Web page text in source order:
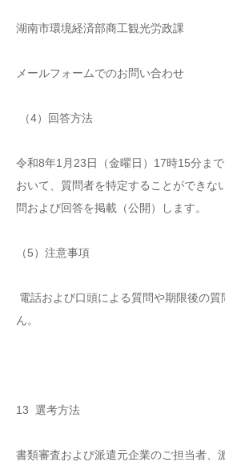
湖南市環境経済部商工観光労政課
メールフォームでのお問い合わせ
（4）回答方法
令和8年1月23日（金曜日）17時15分ま
おいて、質問者を特定することができな
問および回答を掲載（公開）します。
（5）注意事項
電話および口頭による質問や期限後の
ん。
13 選考方法
書類審査および派遣元企業のご担当者、